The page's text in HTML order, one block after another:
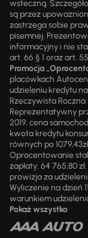
wsteczną.
są przez
zastrzega sobie
pisemnej.
informacyjny i nie
art. 66 § 1 oraz art.
Promocja
placówkach
udzieleniu kredytu
Rzeczywista Roczna
Reprezentatywny
2019, cena
kwota kredytu
równych po
Oprocentowanie
zapłaty: 64 765,80
prowizja za
Wyliczenie na dzień
warunkiem
Pokaż wszystko